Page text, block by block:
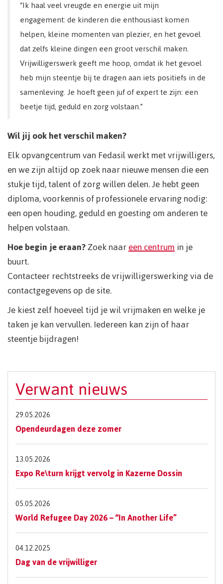
“Ik haal veel vreugde en energie uit mijn
engagement: de kinderen die enthousiast komen
helpen, kleine momenten van plezier, en het gevoel
dat zelfs kleine dingen een groot verschil maken.
Vrijwilligerswerk geeft me hoop, omdat ik het gevoel
heb mijn steentje bij te dragen aan iets positiefs in de
samenleving. Je hoeft geen juf of expert te zijn: een
beetje tijd, geduld en zorg volstaan.”
Wil jij ook het verschil maken?
Elk opvangcentrum van Fedasil werkt met vrijwilligers,
en we zijn altijd op zoek naar nieuwe mensen die een
stukje tijd, talent of zorg willen delen. Je hebt geen
diploma, voorkennis of professionele ervaring nodig:
een open houding, geduld en goesting om anderen te
helpen volstaan.
Hoe begin je eraan?Zoek naareen centrumin je
buurt.
Contacteer rechtstreeks de vrijwilligerswerking via de
contactgegevens op de site.
Je kiest zelf hoeveel tijd je wil vrijmaken en welke je
taken je kan vervullen. Iedereen kan zijn of haar
steentje bijdragen!
Verwant nieuws
29.05.2026
Opendeurdagen deze zomer
13.05.2026
Expo Re\turn krijgt vervolg in Kazerne Dossin
05.05.2026
World Refugee Day 2026 – “In Another Life”
04.12.2025
Dag van de vrijwilliger